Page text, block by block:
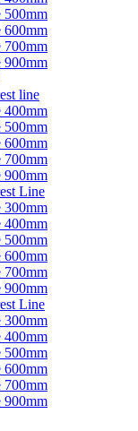
500mm
600mm
700mm
900mm
line
400mm
500mm
600mm
700mm
900mm
Line
300mm
400mm
500mm
600mm
700mm
900mm
Line
300mm
400mm
500mm
600mm
700mm
900mm